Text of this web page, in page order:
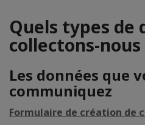
Quels types de
collectons-
Les données que
communiquez
Formulaire de création de